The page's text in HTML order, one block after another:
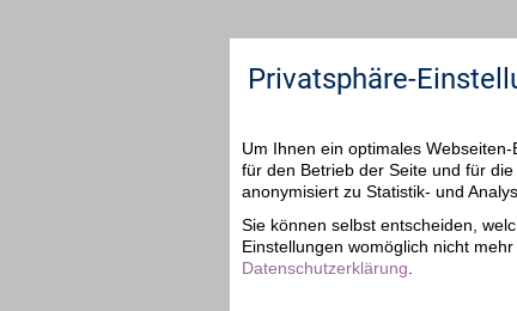
Privatsphäre-
Um Ihnen ein optimales
für den Betrieb der Seite und für
anonymisiert zu Statistik- und
Sie können selbst entscheiden,
Einstellungen womöglich nicht
Datenschutzerklärung